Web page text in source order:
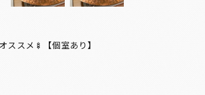
ススメ🍢【個室あり】